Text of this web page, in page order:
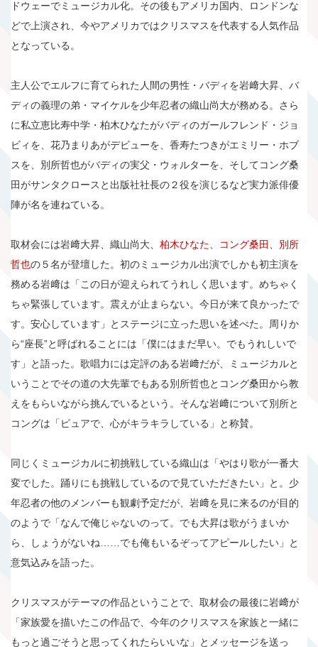
ドウェーでミュージカル化。その後もアメリカ国内、ロンドンな
どで上演され、今やアメリカではクリスマスを代表する人気作品
となっている。
主人公でエルフに育てられた人間の男性・バディを岩﨑大昇、バ
ディの義理の弟・マイケルを少年忍者の織山尚大が務める。さら
に私立恵比寿中学・柏木ひなたがバディのガールフレンド・ジョ
ビィを、花乃まりあがデビューを、香寿たつきがエミリー・ホブ
スを、別所哲也がバディの実父・ウォルターを、そしてコング桑
田がサンタクロースと出版社社長の２役を演じるなど実力派俳優
陣が名を連ねている。
取材会には岩﨑大昇、織山尚大、 柏木ひなた コング桑田
別所
哲也の５名が登壇した。初のミュージカル出演でしかも初主演を
務める岩﨑は「この日が迎えられてうれしく思います。めちゃく
ちゃ緊張しています。震えが止まらない。今日が来て良かったで
す。安心しています」とステージに立った思いを述べた。周りか
ら“座長”と呼ばれることには「僕にはまだ早い。でもうれしいで
す」と語った。歌唱力には定評のある岩﨑だが、ミュージカルと
いうことでその道の大先輩でもある別所哲也とコング桑田から教
えをもらいながら挑んでいるという。そんな岩﨑について別所と
コングは「ピュアで、心がキラキラしている」と称賛。
同じくミュージカルに初挑戦している織山は「やはり歌が一番大
変でした。踊りにも挑戦しているので見ていただきたい」と。少
年忍者の他のメンバーも観劇予定だが、岩﨑を見に来るのが目的
のようで「なんで俺じゃないのって。でも大昇は歌がうまいか
ら、しょうがないね……でも俺もいるぞってアピールしたい」と
意気込みを語った。
クリスマスがテーマの作品ということで、取材会の最後に岩﨑が
「家族愛を描いたこの作品で、今年のクリスマスを家族と一緒に
もっと過ごそうと思ってくれたらいいな」とメッセージを送っ